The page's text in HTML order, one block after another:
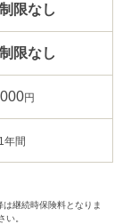
制限なし
制限なし
円
1年間
継続時保険料となりま
い。